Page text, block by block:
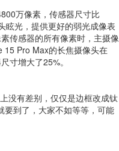
万像素，传感器尺寸比
眩光，提供更好的弱光成像表
传感器的所有像素时，主摄像
15 Pro Max的长焦摄像头在
寸增大了25%。
有差别，仅仅是边框改成钛
要到了，大家不如等等，可能